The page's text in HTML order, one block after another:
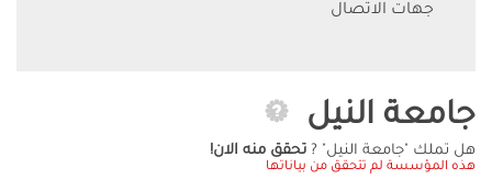
جهات الاتصال
جامعة النيل
هذه المؤسسة لم تتحقق من بياناتها
هل تملك "جامعة النيل" ? تحقق منه الان!